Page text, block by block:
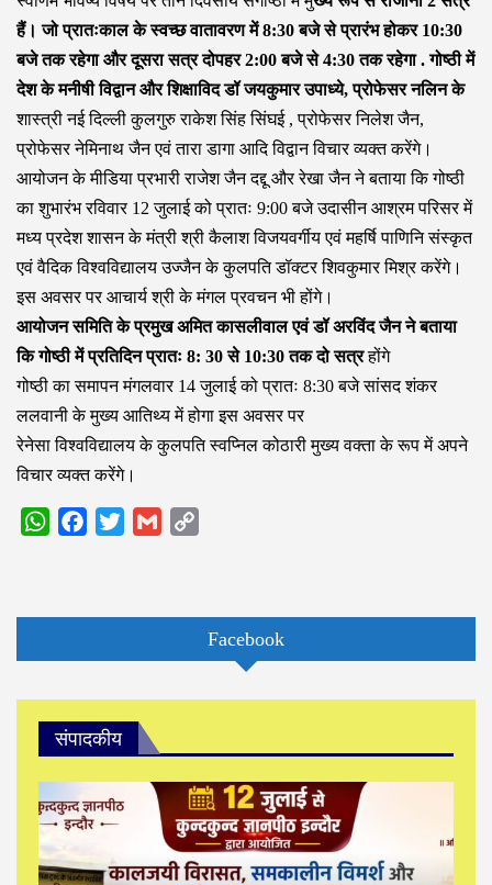
हैं। जो प्रातःकाल के स्वच्छ वातावरण में 8:30 बजे से प्रारंभ होकर 10:30
बजे तक रहेगा और दूसरा सत्र दोपहर 2:00 बजे से 4:30 तक रहेगा . गोष्ठी में
देश के मनीषी विद्वान और शिक्षाविद डॉ जयकुमार उपाध्ये, प्रोफेसर नलिन के
शास्त्री नई दिल्ली कुलगुरु राकेश सिंह सिंघई , प्रोफेसर निलेश जैन,
प्रोफेसर नेमिनाथ जैन एवं तारा डागा आदि विद्वान विचार व्यक्त करेंगे।
आयोजन के मीडिया प्रभारी राजेश जैन दद्दू और रेखा जैन ने बताया कि गोष्ठी
का शुभारंभ रविवार 12 जुलाई को प्रातः 9:00 बजे उदासीन आश्रम परिसर में
मध्य प्रदेश शासन के मंत्री श्री कैलाश विजयवर्गीय एवं महर्षि पाणिनि संस्कृत
एवं वैदिक विश्वविद्यालय उज्जैन के कुलपति डॉक्टर शिवकुमार मिश्र करेंगे।
इस अवसर पर आचार्य श्री के मंगल प्रवचन भी होंगे।
आयोजन समिति के प्रमुख अमित कासलीवाल एवं डॉ अरविंद जैन ने बताया
कि गोष्ठी में प्रतिदिन प्रातः 8: 30 से 10:30 तक दो सत्रहोंगे
गोष्ठी का समापन मंगलवार 14 जुलाई को प्रातः 8:30 बजे सांसद शंकर
ललवानी के मुख्य आतिथ्य में होगा इस अवसर पर
रेनेसा विश्वविद्यालय के कुलपति स्वप्निल कोठारी मुख्य वक्ता के रूप में अपने
विचार व्यक्त करेंगे।
WhatsAppFacebook
Twitter Gmail
Facebook
संपादकीय